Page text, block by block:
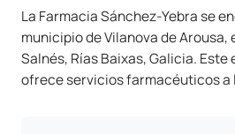
La Farmacia Sánchez-Yebra se
municipio de Vilanova de Arousa,
Salnés, Rías Baixas, Galicia.
ofrece servicios farmacéuticos a